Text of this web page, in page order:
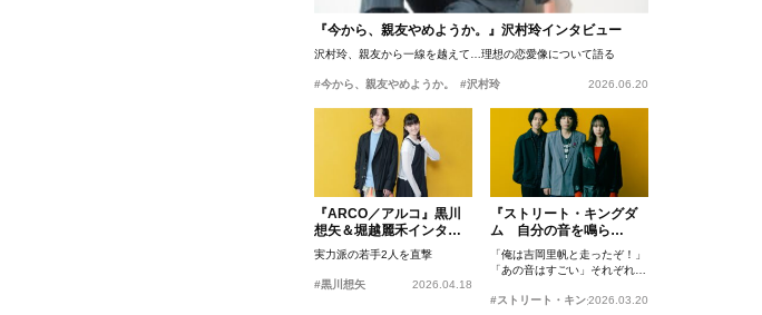
『今から、親友やめようか。』沢村玲インタビュー
沢村玲、親友から一線を越えて…理想の恋愛像について語る
#今から、親友やめようか。 #沢村玲 2026.06.20
『ARCO／アルコ』黒川
想矢＆堀越麗禾インタビ
ュー
実力派の若手2人を直撃
#黒川想矢 2026.04.18
『ストリート・キングダ
ム 自分の音を鳴ら
せ。』峯田和伸、若葉竜
也、吉岡里帆インタビュ
ー
「俺は吉岡里帆と走ったぞ！」
「あの音はすごい」それぞれの
#ストリート・キングダム 自分の音を鳴らせ。
2026.03.20